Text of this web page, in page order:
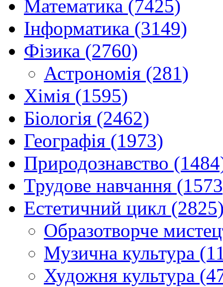
Математика (7425)
Інформатика (3149)
Фізика (2760)
Астрономія (281)
Хімія (1595)
Біологія (2462)
Географія (1973)
Природознавство
Трудове навчання
Естетичний цикл
Образотворче
Музична культура
Художня культура